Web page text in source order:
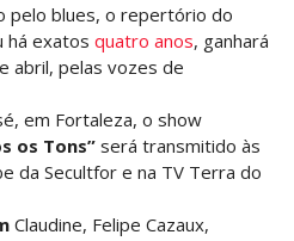
pelo blues, o repertório do
há exatos quatro anos, ganhará
abril, pelas vozes de
em Fortaleza, o show
os Tons”será transmitido às
da Secultfor e na TV Terra do
Claudine, Felipe Cazaux,